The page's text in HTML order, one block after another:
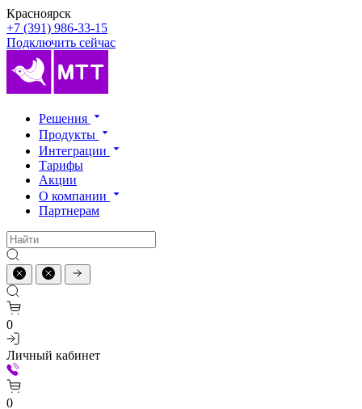
Красноярск
+7 (391) 986-33-15
Подключить сейчас
Решения
Продукты
Интеграции
Тарифы
Акции
О компании
Партнерам
0
Личный кабинет
0